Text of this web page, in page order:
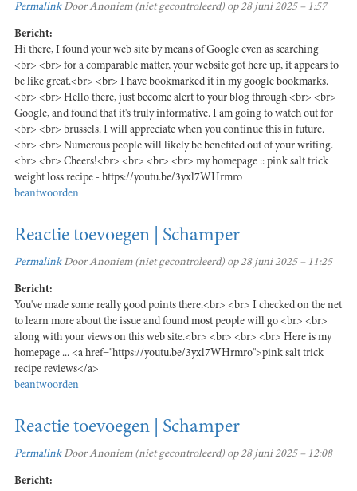
PermalinkDoorAnoniem (niet gecontroleerd) op 28 juni 2025 – 1:57
Bericht:
Hi there, I found your web site by means of Google even as searching
<br> <br> for a comparable matter, your website got here up, it appears to
be like great.<br> <br> I have bookmarked it in my google bookmarks.
<br> <br> Hello there, just become alert to your blog through <br> <br>
Google, and found that it's truly informative. I am going to watch out for
<br> <br> brussels. I will appreciate when you continue this in future.
<br> <br> Numerous people will likely be benefited out of your writing.
<br> <br> Cheers!<br> <br> <br> <br> my homepage :: pink salt trick
weight loss recipe - https://youtu.be/3yxl7WHrmro
beantwoorden
Reactie toevoegen | Schamper
PermalinkDoorAnoniem (niet gecontroleerd) op 28 juni 2025 – 11:25
Bericht:
You've made some really good points there.<br> <br> I checked on the net
to learn more about the issue and found most people will go <br> <br>
along with your views on this web site.<br> <br> <br> <br> Here is my
homepage ... <a href="https://youtu.be/3yxl7WHrmro">pink salt trick
recipe reviews</a>
beantwoorden
Reactie toevoegen | Schamper
PermalinkDoorAnoniem (niet gecontroleerd) op 28 juni 2025 – 12:08
Bericht: